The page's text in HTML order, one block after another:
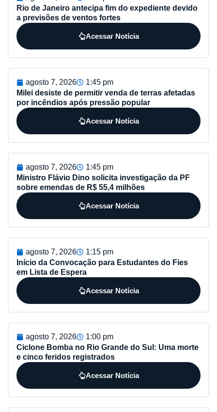
Rio de Janeiro antecipa fim do expediente devido
a previsões de ventos fortes
Acessar Notícia
agosto 7, 2026
1:45 pm
Milei desiste de permitir venda de terras afetadas
por incêndios após pressão popular
Acessar Notícia
agosto 7, 2026
1:45 pm
Ministro Flávio Dino solicita investigação da PF
sobre emendas de R$ 55,4 milhões
Acessar Notícia
agosto 7, 2026
1:15 pm
Início da Convocação para Estudantes do Fies
em Lista de Espera
Acessar Notícia
agosto 7, 2026
1:00 pm
Ciclone Bomba no Rio Grande do Sul: Uma morte
e cinco feridos registrados
Acessar Notícia